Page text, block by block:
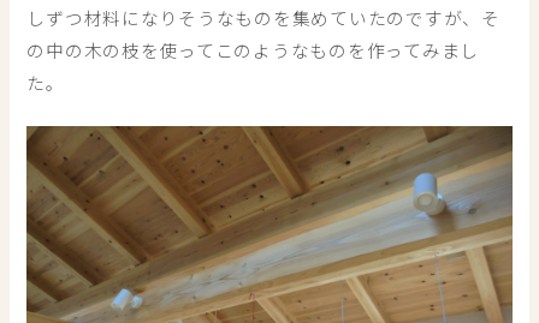
しずつ材料になりそうなものを集めていたのですが、そ
の中の木の枝を使ってこのようなものを作ってみまし
た。